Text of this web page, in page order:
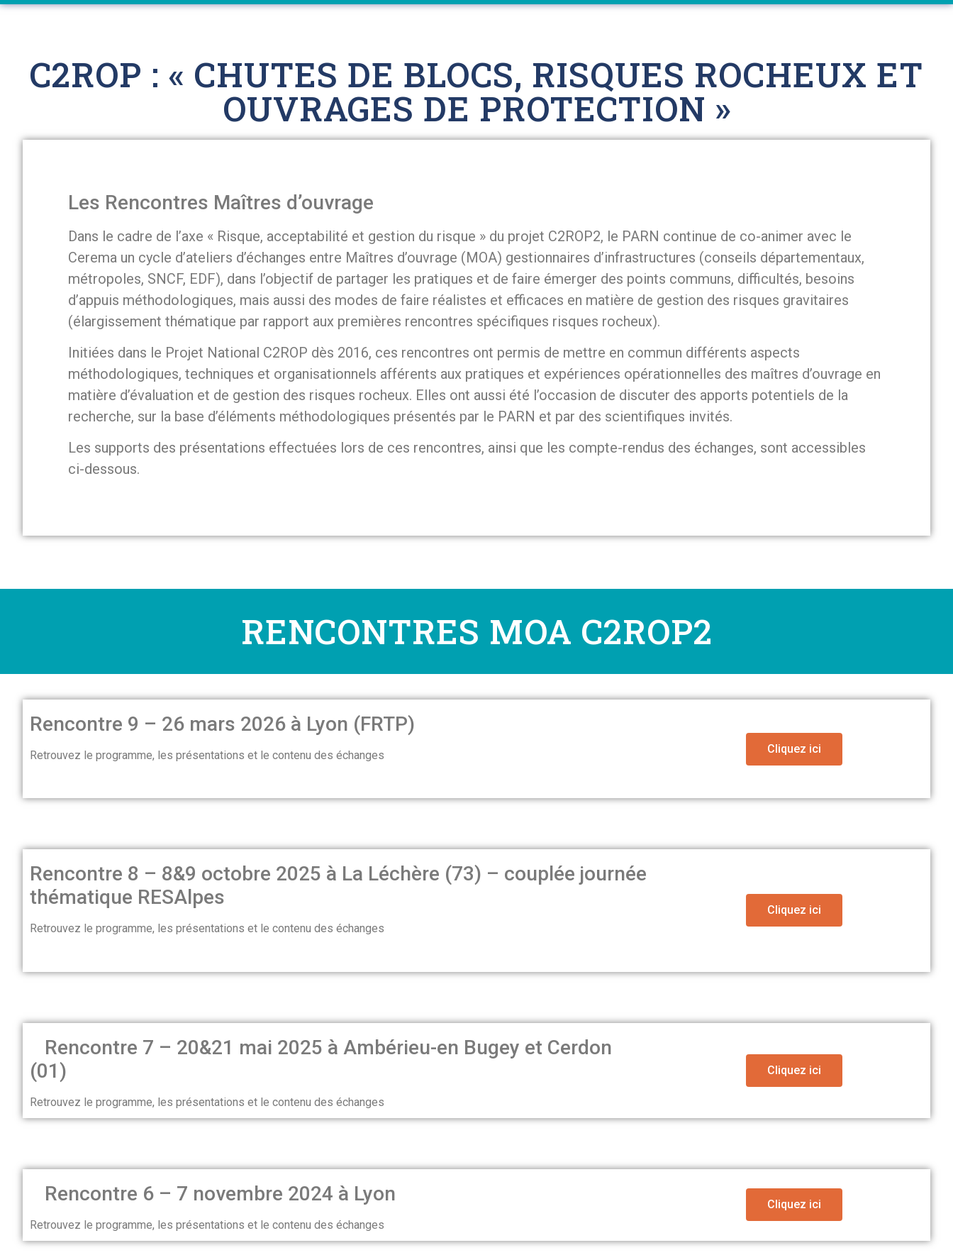
C2ROP : « CHUTES DE BLOCS, RISQUES ROCHEUX ET
OUVRAGES DE PROTECTION »
Les Rencontres Maîtres d’ouvrage
Dans le cadre de l’axe « Risque, acceptabilité et gestion du risque » du projet C2ROP2, le PARN continue de co-animer avec le
Cerema un cycle d’ateliers d’échanges entre Maîtres d’ouvrage (MOA) gestionnaires d’infrastructures (conseils départementaux,
métropoles, SNCF, EDF), dans l’objectif de partager les pratiques et de faire émerger des points communs, difficultés, besoins
d’appuis méthodologiques, mais aussi des modes de faire réalistes et efficaces en matière de gestion des risques gravitaires
(élargissement thématique par rapport aux premières rencontres spécifiques risques rocheux).
Initiées dans le Projet National C2ROP dès 2016, ces rencontres ont permis de mettre en commun différents aspects
méthodologiques, techniques et organisationnels afférents aux pratiques et expériences opérationnelles des maîtres d’ouvrage en
matière d’évaluation et de gestion des risques rocheux. Elles ont aussi été l’occasion de discuter des apports potentiels de la
recherche, sur la base d’éléments méthodologiques présentés par le PARN et par des scientifiques invités.
Les supports des présentations effectuées lors de ces rencontres, ainsi que les compte-rendus des échanges, sont accessibles
ci-dessous.
RENCONTRES MOA C2ROP2
Rencontre 9 – 26 mars 2026 à Lyon (FRTP)
Retrouvez le programme, les présentations et le contenu des échanges Cliquez ici
Rencontre 8 – 8&9 octobre 2025 à La Léchère (73) – couplée journée
thématique RESAlpes
Retrouvez le programme, les présentations et le contenu des échanges
Cliquez ici
Rencontre 7 – 20&21 mai 2025 à Ambérieu-en Bugey et Cerdon
(01)
Retrouvez le programme, les présentations et le contenu des échanges
Cliquez ici
Rencontre 6 – 7 novembre 2024 à Lyon
Retrouvez le programme, les présentations et le contenu des échanges
Cliquez ici